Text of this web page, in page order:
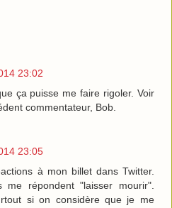
23:02
ça puisse me faire rigoler. Voir
commentateur, Bob.
23:05
à mon billet dans Twitter.
répondent "laisser mourir".
si on considère que je me